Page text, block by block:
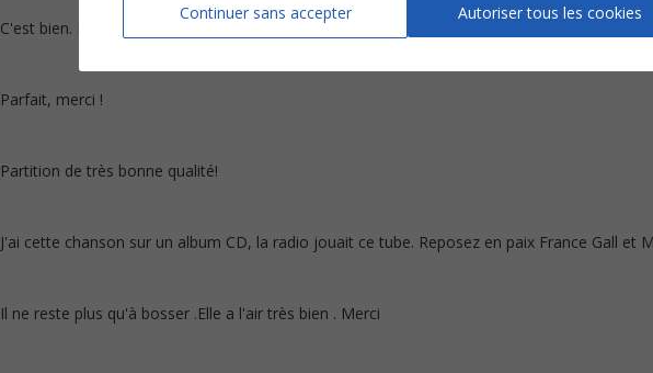
C'est bien. Merci beaucoup!
Parfait, merci !
Partition de très bonne qualité!
J'ai cette chanson sur un album CD, la radio jouait ce tube. Reposez en paix France Gall et
Il ne reste plus qu'à bosser .Elle a l'air très bien . Merci
Continuer sans accepter Autoriser tous les cookies